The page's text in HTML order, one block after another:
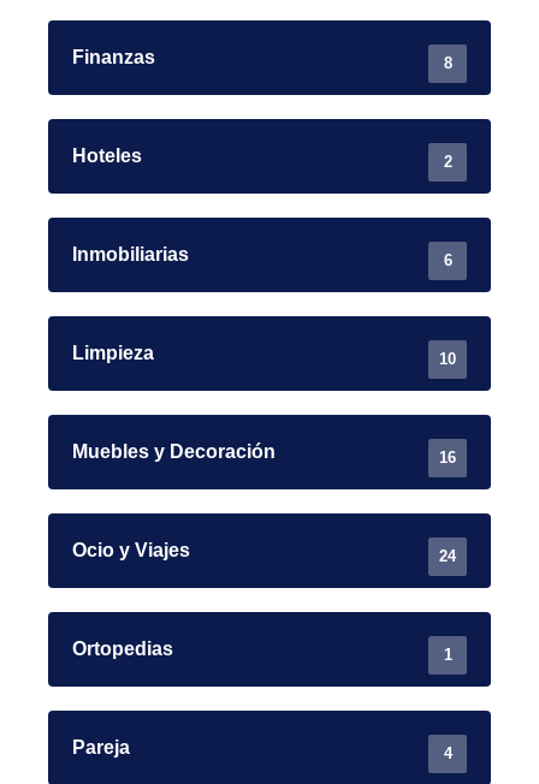
Finanzas 8
Hoteles 2
Inmobiliarias 6
Limpieza 10
Muebles y Decoración 16
Ocio y Viajes 24
Ortopedias 1
Pareja 4